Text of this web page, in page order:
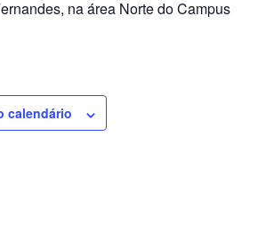
na área Norte do Campus
calendário